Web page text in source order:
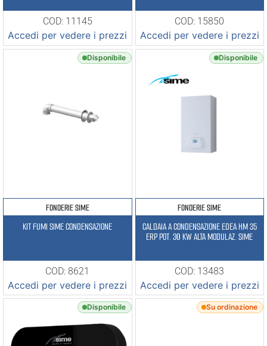
COD: 11145
Accedi per vedere i prezzi
COD: 15850
Accedi per vedere i prezzi
Disponibile
FONDERIE SIME
KIT FUMI SIME CONDENSAZIONE
COD: 8621
Accedi per vedere i prezzi
Disponibile
FONDERIE SIME
CALDAIA A CONDENSAZIONE EDEA HM 35
ERP POT. 30 KW ALTA MODULAZ. SIME
COD: 13483
Accedi per vedere i prezzi
Disponibile Su ordinazione